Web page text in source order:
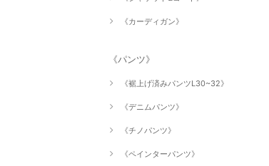
《カーディガン》
《パンツ》
《裾上げ済みパンツL30~32》
《デニムパンツ》
《チノパンツ》
《ペインターパンツ》